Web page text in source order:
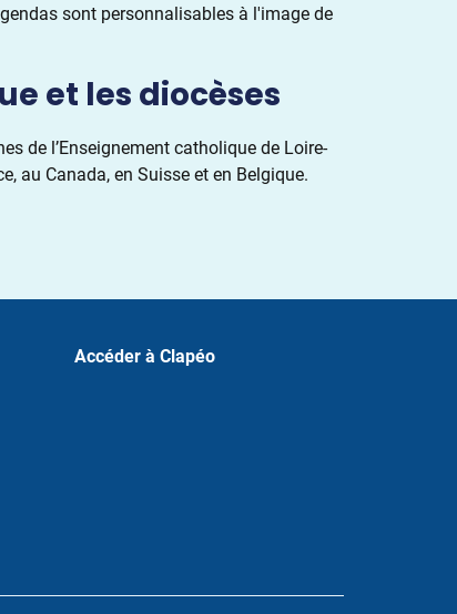
sont personnalisables à l'image de
et les diocèses
de l’Enseignement catholique de Loire-
au Canada, en Suisse et en Belgique.
Accéder à Clapéo